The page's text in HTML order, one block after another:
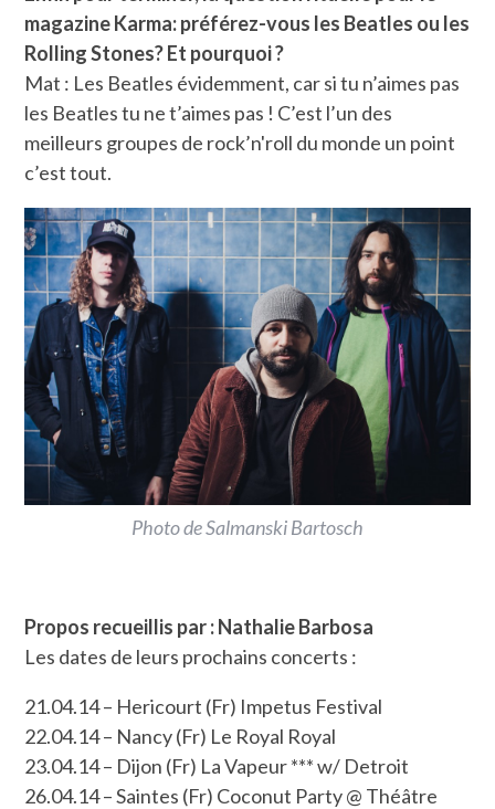
magazine Karma: préférez-vous les Beatles ou les
Rolling Stones? Et pourquoi ?
Mat : Les Beatles évidemment, car si tu n’aimes pas
les Beatles tu ne t’aimes pas ! C’est l’un des
meilleurs groupes de rock’n'roll du monde un point
c’est tout.
Photo de Salmanski Bartosch
Propos recueillis par : Nathalie Barbosa
Les dates de leurs prochains concerts :
21.04.14 – Hericourt (Fr) Impetus Festival
22.04.14 – Nancy (Fr) Le Royal Royal
23.04.14 – Dijon (Fr) La Vapeur *** w/ Detroit
26.04.14 – Saintes (Fr) Coconut Party @ Théâtre